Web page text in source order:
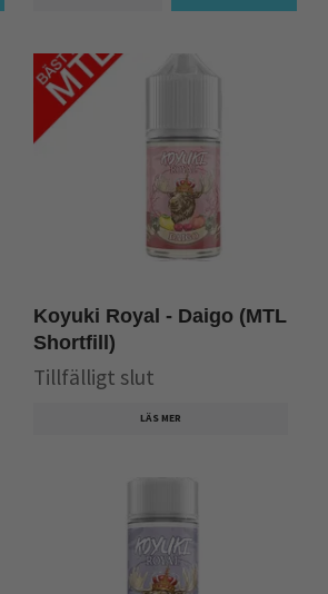
Koyuki Royal - Daigo (MTL
Shortfill)
Tillfälligt slut
LÄS MER